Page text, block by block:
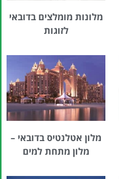
מלונות מומלצים בדובאי
לזוגות
מלון אטלנטיס בדובאי –
מלון מתחת למים